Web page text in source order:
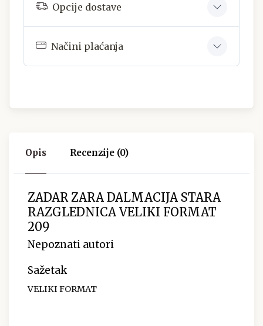
Opcije dostave
Načini plaćanja
Opis Recenzije (0)
ZADAR ZARA DALMACIJA STARA
RAZGLEDNICA VELIKI FORMAT
209
Nepoznati autori
Sažetak
VELIKI FORMAT